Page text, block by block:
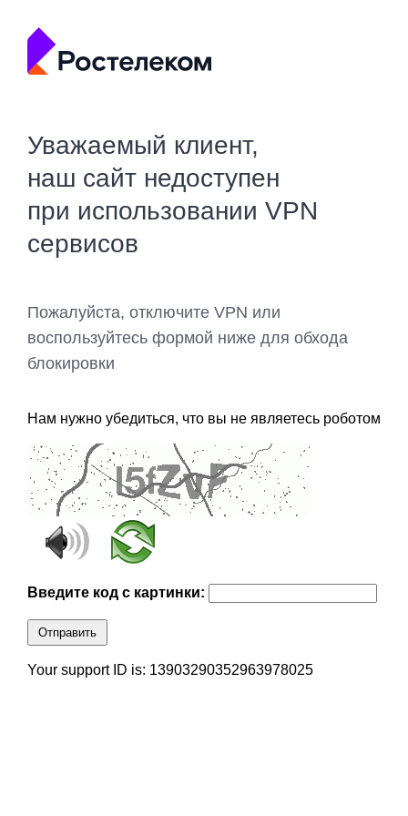
Уважаемый клиент,
наш сайт недоступен
при использовании VPN
сервисов
Пожалуйста, отключите VPN или
воспользуйтесь формой ниже для обхода
блокировки
Нам нужно убедиться, что вы не являетесь роботом
Введите код с картинки:
Отправить
Your support ID is: 13903290352963978025